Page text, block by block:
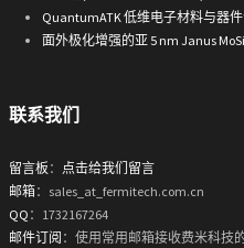
QuantumATK 低维电子材料与器件
面外极化增强的亚 5 nm Janus
联系我们
留言板 ： 点击给我们留言
邮箱：sales_at_fermitech.com.cn
QQ ：1732167264
邮件订阅 ：使用常用邮箱接收费米科技